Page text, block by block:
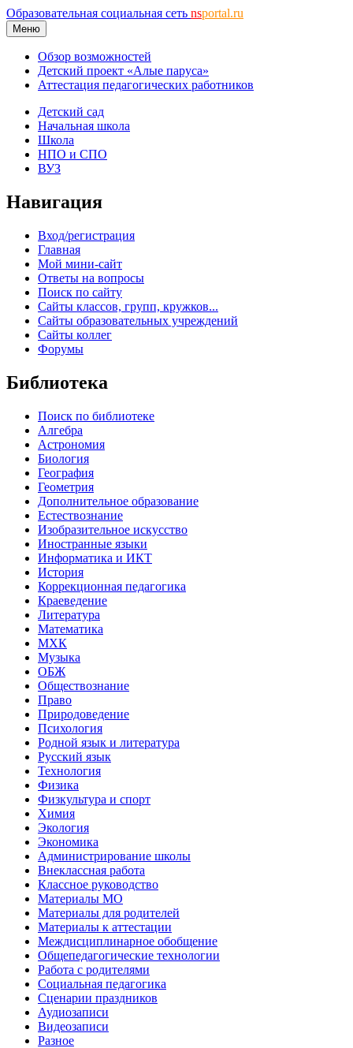
Образовательная социальная сеть nsportal.ru
Меню
Обзор возможностей
Детский проект «Алые паруса»
Аттестация педагогических работников
Детский сад
Начальная школа
Школа
НПО и СПО
ВУЗ
Навигация
Вход/регистрация
Главная
Мой мини-сайт
Ответы на вопросы
Поиск по сайту
Сайты классов, групп, кружков...
Сайты образовательных учреждений
Сайты коллег
Форумы
Библиотека
Поиск по библиотеке
Алгебра
Астрономия
Биология
География
Геометрия
Дополнительное образование
Естествознание
Изобразительное искусство
Иностранные языки
Информатика и ИКТ
История
Коррекционная педагогика
Краеведение
Литература
Математика
МХК
Музыка
ОБЖ
Обществознание
Право
Природоведение
Психология
Родной язык и литература
Русский язык
Технология
Физика
Физкультура и спорт
Химия
Экология
Экономика
Администрирование школы
Внеклассная работа
Классное руководство
Материалы МО
Материалы для родителей
Материалы к аттестации
Междисциплинарное обобщение
Общепедагогические технологии
Работа с родителями
Социальная педагогика
Сценарии праздников
Аудиозаписи
Видеозаписи
Разное